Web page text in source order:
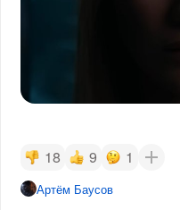
18 9 1
Артём Баусов